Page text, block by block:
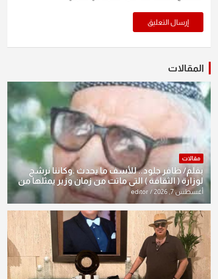
المقالات
مقالات
بقلم/ ظافر جلود.. للأسف ما يحدث .وكاننا نرشح
لوزارة ( الثقافة ) التي ماتت من زمان وزير يمثلها من
النخبة والإرث العظيم للثقافة العراقية..
أغسطس 7, 2026 editor